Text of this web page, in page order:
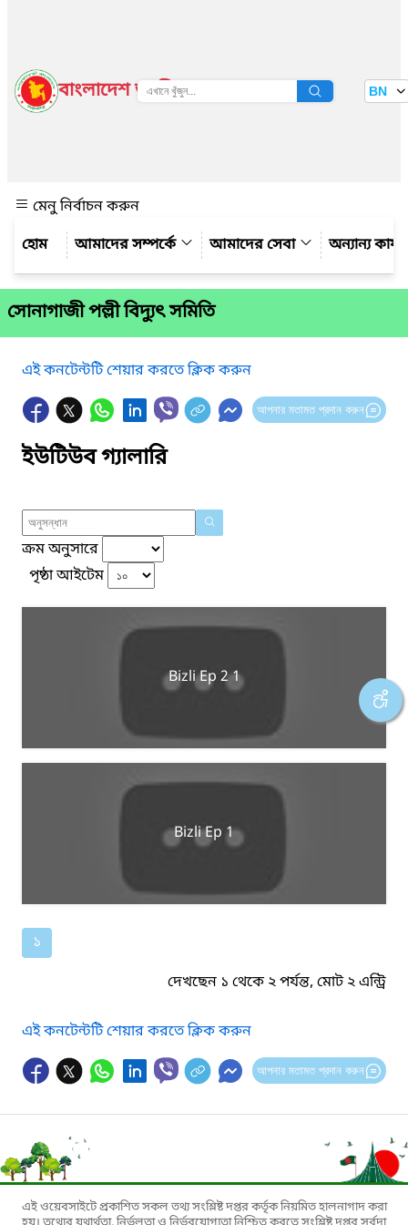
বাংলাদেশ জাতীয় তথ্য বাতায়ন BN
মেনু নির্বাচন করুন
আমাদের সম্পর্কে
আমাদের সেবা অন্যান্য
সোনাগাজী পল্লী বিদ্যুৎ সমিতি
এই কনটেন্টটি শেয়ার করতে ক্লিক করুন
আপনার মতামত প্রদান করুন
ইউটিউব গ্যালারি
ক্রম অনুসারে
পৃষ্ঠা আইটেম
Bizli Ep 2 1
Bizli Ep 1
১
দেখছেন ১ থেকে ২ পর্যন্ত, মোট ২ এন্ট্রি
এই কনটেন্টটি শেয়ার করতে ক্লিক করুন
আপনার মতামত প্রদান করুন
এই ওয়েবসাইটে প্রকাশিত সকল তথ্য সংশ্লিষ্ট দপ্তর কর্তৃক নিয়মিত হালনাগাদ করা